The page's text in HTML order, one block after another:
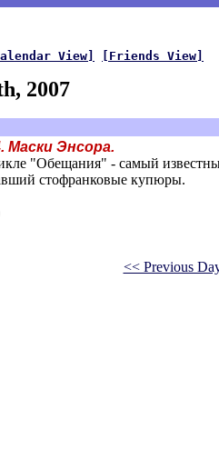
View] [Friends View]
2007
Маски Энсора.
"Обещания" - самый
стофранковые купюры.
<< Previous